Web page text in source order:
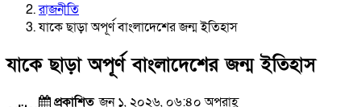
রাজনীতি
যাকে ছাড়া অপূর্ণ বাংলাদেশের জন্ম ইতিহাস
যাকে ছাড়া অপূর্ণ বাংলাদেশের জন্ম ইতিহাস
প্রকাশিতজুন ১, ২০২৬, ০৬:৪০ অপরাহ্ণ